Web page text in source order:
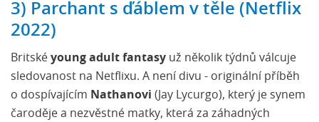
3) Parchant s ďáblem v těle (Netflix
2022)
Britské young adult fantasy už několik týdnů válcuje
sledovanost na Netflixu. A není divu - originální příběh
o dospívajícím Nathanovi (Jay Lycurgo), který je synem
čaroděje a nezvěstné matky, která za záhadných